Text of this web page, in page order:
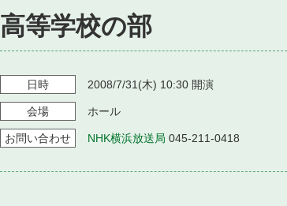
高等学校の部
日時 2008/7/31 (木) 10:30 開演
会場 ホール
お問い合わせ NHK横浜放送局 045-211-0418